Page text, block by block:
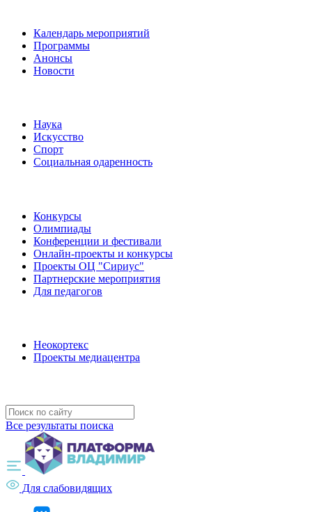
Календарь мероприятий
Программы
Анонсы
Новости
Наука
Искусство
Спорт
Социальная одаренность
Конкурсы
Олимпиады
Конференции и фестивали
Онлайн-проекты и конкурсы
Проекты ОЦ "Сириус"
Партнерские мероприятия
Для педагогов
Неокортекс
Проекты медиацентра
Все результаты поиска
Для слабовидящих